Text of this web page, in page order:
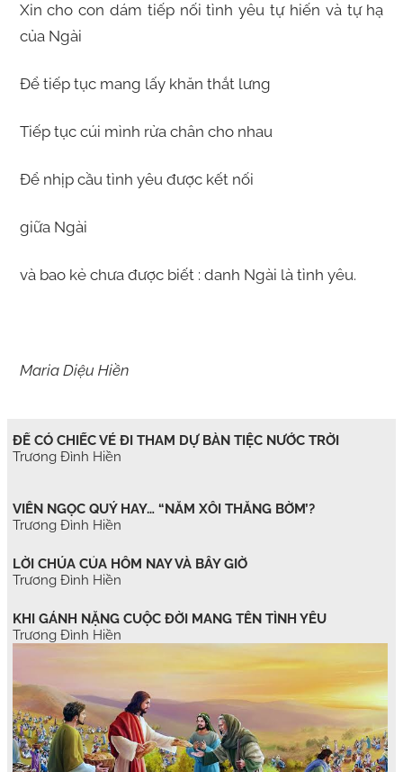
Xin cho con dám tiếp nối tình yêu tự hiến và tự hạ
của Ngài
Để tiếp tục mang lấy khăn thắt lưng
Tiếp tục cúi mình rửa chân cho nhau
Để nhịp cầu tình yêu được kết nối
giữa Ngài
và bao kẻ chưa được biết : danh Ngài là tình yêu.
Maria Diệu Hiền
ĐỂ CÓ CHIẾC VÉ ĐI THAM DỰ BÀN TIỆC NƯỚC TRỜI
Trương Đình Hiền
VIÊN NGỌC QUÝ HAY… “NẮM XÔI THẰNG BỜM’?
Trương Đình Hiền
LỜI CHÚA CỦA HÔM NAY VÀ BÂY GIỜ
Trương Đình Hiền
KHI GÁNH NẶNG CUỘC ĐỜI MANG TÊN TÌNH YÊU
Trương Đình Hiền